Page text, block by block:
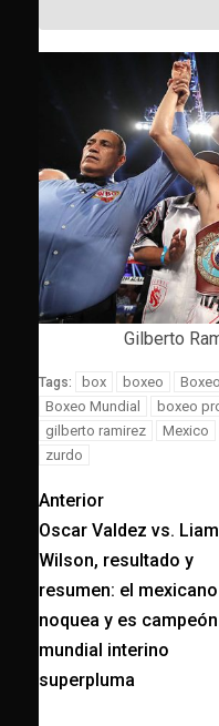
Gilberto
Tags: box boxeo
Boxeo Mundial
boxeo
gilberto ramirez
Mexico
zurdo
Anterior
Oscar Valdez vs. Liam
Wilson, resultado y
resumen: el mexicano
noquea y es campeón
mundial interino
superpluma